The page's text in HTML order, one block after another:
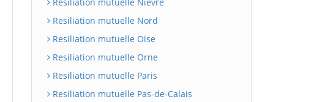
Resiliation mutuelle Nord
Resiliation mutuelle Oise
Resiliation mutuelle Orne
Resiliation mutuelle Paris
Resiliation mutuelle Pas-de-Calais